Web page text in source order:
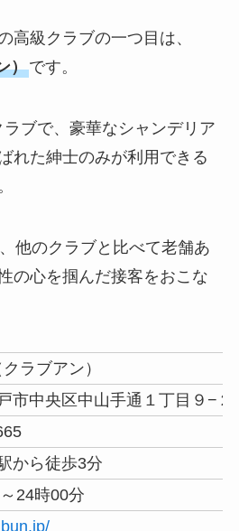
高級クラブの一つ目は、
）です。
ブで、豪華なシャンデリア
れた紳士のみが利用できる
他のクラブと比べて老舗あ
の心を掴んだ接客をおこな
ラブアン）
市中央区中山手通１丁目９−
から徒歩3分
24時00分